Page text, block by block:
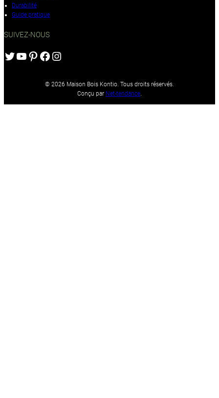
Durabilité
Guide pratique
SUIVEZ-NOUS
Twitter YouTube Pinterest Facebook Instagram
© 2026 Maison Bois Kontio. Tous droits réservés.
Conçu par Net-tendance.